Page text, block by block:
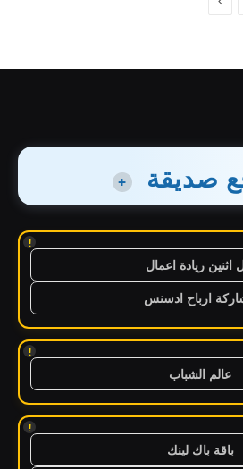
صديقة +
!
اثنين ريادة اعمال
ارباح ادسنس
!
عالم الشباب
!
باقة باك لينك